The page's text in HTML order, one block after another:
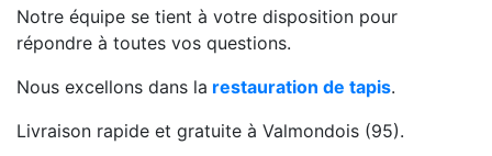
Notre équipe se tient à votre disposition pour
répondre à toutes vos questions.
Nous excellons dans la restauration de tapis.
Livraison rapide et gratuite à Valmondois (95).